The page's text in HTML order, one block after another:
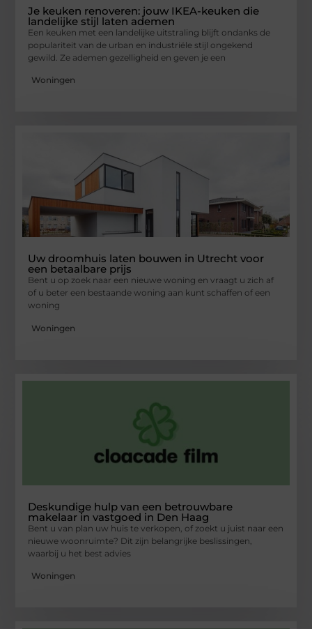
Je keuken renoveren: jouw IKEA-keuken die
landelijke stijl laten ademen
Een keuken met een landelijke uitstraling blijft ondanks de
populariteit van de urban en industriële stijl ongekend
gewild. Ze ademen gezelligheid en geven je een
Woningen
Uw droomhuis laten bouwen in Utrecht voor
een betaalbare prijs
Bent u op zoek naar een nieuwe woning en vraagt u zich af
of u beter een bestaande woning aan kunt schaffen of een
woning
Woningen
Deskundige hulp van een betrouwbare
makelaar in vastgoed in Den Haag
Bent u van plan uw huis te verkopen, of zoekt u juist naar een
nieuwe woonruimte? Dit zijn belangrijke beslissingen,
waarbij u het best advies
Woningen